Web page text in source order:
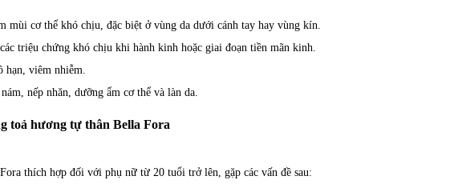
mùi cơ thể khó chịu, đặc biệt ở vùng da dưới cánh tay hay vùng kín.
triệu chứng khó chịu khi hành kinh hoặc giai đoạn tiền mãn kinh.
viêm nhiễm.
nếp nhăn, dưỡng ẩm cơ thể và làn da.
toả hương tự thân Bella Fora
thích hợp đối với phụ nữ từ 20 tuổi trở lên, gặp các vấn đề sau: